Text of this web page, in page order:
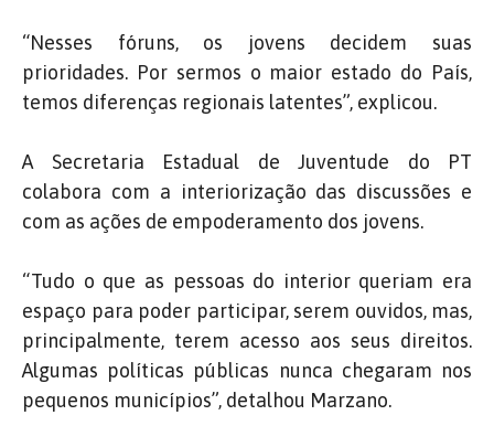
“Nesses fóruns, os jovens decidem suas
prioridades. Por sermos o maior estado do País,
temos diferenças regionais latentes”, explicou.
A Secretaria Estadual de Juventude do PT
colabora com a interiorização das discussões e
com as ações de empoderamento dos jovens.
“Tudo o que as pessoas do interior queriam era
espaço para poder participar, serem ouvidos, mas,
principalmente, terem acesso aos seus direitos.
Algumas políticas públicas nunca chegaram nos
pequenos municípios”, detalhou Marzano.